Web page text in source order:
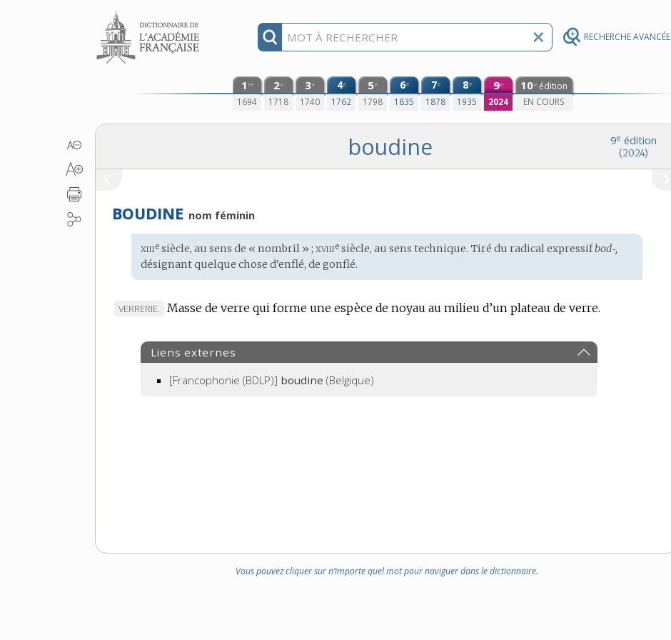
RECHERCHE AVANCÉE
Aller au contenu
1 re
1694
2e
1718
3e
1740
4e
1762
5e
1798
6e
1835
7e
1878
8e
1935
9e
2024
10e édition
EN COURS
9e édition
(2024)
boudine
BOUDINE nom féminin
Étymologie
:
xiiie siècle, au sens de « nombril » ;xviiie siècle, au sens technique. Tiré du radical expressifbod‑,
désignant quelque chose d’enflé, de gonflé.
MARQUE
DOMAINE
VERRERIE. Masse de verre qui forme une espèce de noyau au milieu d’un plateau de verre.
Liens externes
[Francophonie (BDLP)] boudine (Belgique)
Vous pouvez cliquer sur n’importe quel mot pour naviguer dans le dictionnaire.